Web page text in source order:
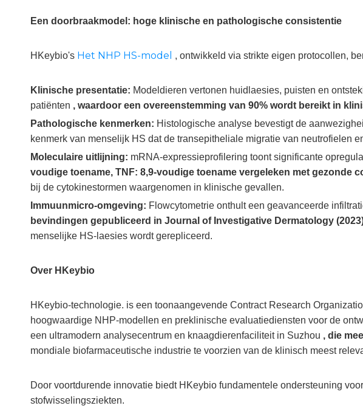
Een doorbraakmodel: hoge klinische en pathologische consistentie
HKeybio's Het NHP HS-model , ontwikkeld via strikte eigen protocollen,
Klinische presentatie: Modeldieren vertonen huidlaesies, puisten en
patiënten , waardoor een overeenstemming van 90% wordt bereikt in
Pathologische kenmerken: Histologische analyse bevestigt de
kenmerk van menselijk HS dat de transepitheliale migratie van neutrofielen
Moleculaire uitlijning: mRNA-expressieprofilering toont significante
voudige toename, TNF: 8,9-voudige toename vergeleken met gezonde
bij de cytokinestormen waargenomen in klinische gevallen.
Immuunmicro-omgeving: Flowcytometrie onthult een geavanceerde
bevindingen gepubliceerd in Journal of Investigative Dermatology
menselijke HS-laesies wordt gerepliceerd.
Over HKeybio
HKeybio-technologie. is een toonaangevende Contract Research
hoogwaardige NHP-modellen en preklinische evaluatiediensten voor de
een ultramodern analysecentrum en knaagdierenfaciliteit in Suzhou , die
mondiale biofarmaceutische industrie te voorzien van de klinisch meest
Door voortdurende innovatie biedt HKeybio fundamentele ondersteuning
stofwisselingsziekten.